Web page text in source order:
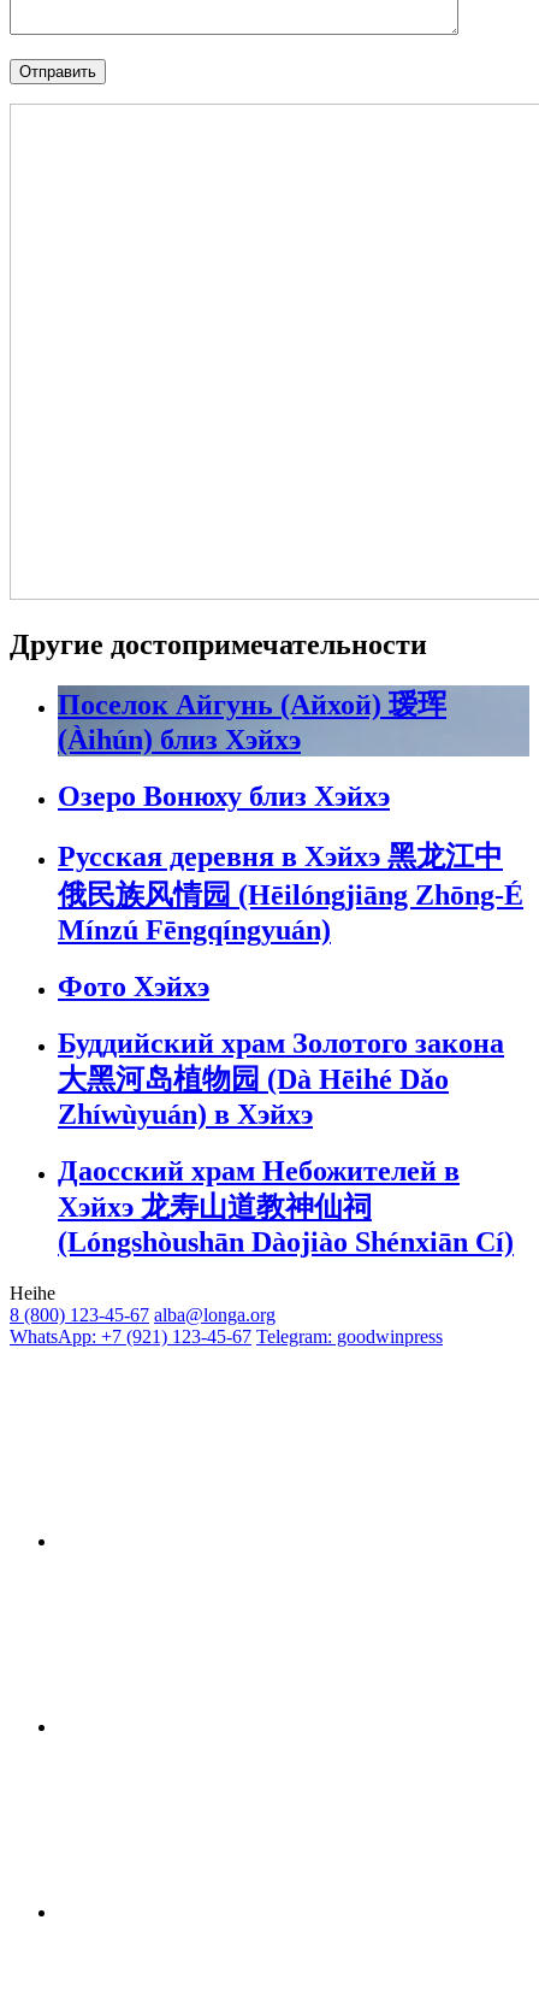
Отправить
Другие достопримечательности
Поселок Айгунь (Айхой) 瑷珲
(Àihún) близ Хэйхэ
Озеро Вонюху близ Хэйхэ
Русская деревня в Хэйхэ 黑龙江中
俄民族风情园 (Hēilóngjiāng Zhōng-É
Mínzú Fēngqíngyuán)
Фото Хэйхэ
Буддийский храм Золотого закона
大黑河岛植物园 (Dà Hēihé Dǎo
Zhíwùyuán) в Хэйхэ
Даосский храм Небожителей в
Хэйхэ 龙寿山道教神仙祠
(Lóngshòushān Dàojiào Shénxiān Cí)
Heihe
8 (800) 123-45-67 alba@longa.org
WhatsApp: +7 (921) 123-45-67 Telegram: goodwinpress